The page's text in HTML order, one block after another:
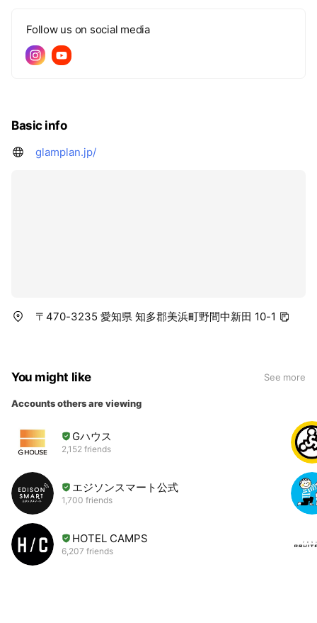
Follow us on social media
Basic info
glamplan.jp/
〒470-3235 愛知県 知多郡美浜町野間中新田 10-1
You might like See more
Accounts others are viewing
Gハウス
2,152 friends
エジソンスマート公式
1,700 friends
HOTEL CAMPS
6,207 friends